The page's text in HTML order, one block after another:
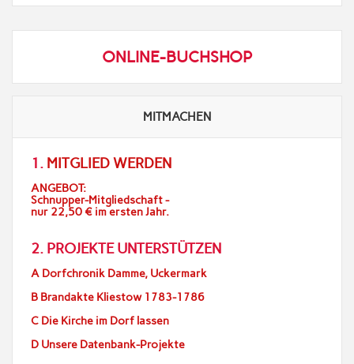
ONLINE-BUCHSHOP
MITMACHEN
1. MITGLIED WERDEN
ANGEBOT:
Schnupper-Mitgliedschaft -
nur 22,50 € im ersten Jahr.
2. PROJEKTE UNTERSTÜTZEN
A Dorfchronik Damme, Uckermark
B Brandakte Kliestow 1783-1786
C Die Kirche im Dorf lassen
D Unsere Datenbank-Projekte